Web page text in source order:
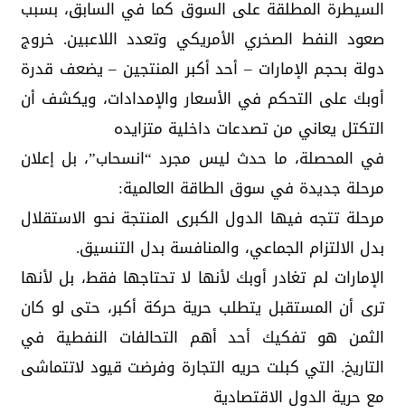
السيطرة المطلقة على السوق كما في السابق، بسبب
صعود النفط الصخري الأمريكي وتعدد اللاعبين. خروج
دولة بحجم الإمارات – أحد أكبر المنتجين – يضعف قدرة
أوبك على التحكم في الأسعار والإمدادات، ويكشف أن
التكتل يعاني من تصدعات داخلية متزايده
في المحصلة، ما حدث ليس مجرد “انسحاب”، بل إعلان
مرحلة جديدة في سوق الطاقة العالمية:
مرحلة تتجه فيها الدول الكبرى المنتجة نحو الاستقلال
بدل الالتزام الجماعي، والمنافسة بدل التنسيق.
الإمارات لم تغادر أوبك لأنها لا تحتاجها فقط، بل لأنها
ترى أن المستقبل يتطلب حرية حركة أكبر، حتى لو كان
الثمن هو تفكيك أحد أهم التحالفات النفطية في
التاريخ. التي كبلت حريه التجارة وفرضت قيود لاتتماشى
مع حرية الدول الاقتصادية